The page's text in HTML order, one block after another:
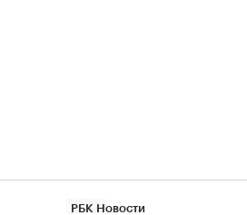
РБК Новости